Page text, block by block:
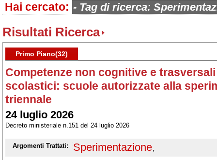
Inserisci parola chiave:
Hai cercato: - Tag di ricerca:
Risultati Ricerca
Primo Piano(32)
Competenze non cognitive e
scolastici: scuole autorizzate alla
triennale
24 luglio 2026
Decreto ministeriale n.151 del 24 luglio 2026
Argomenti Trattati: Sperimentazione,